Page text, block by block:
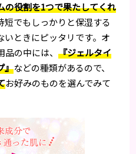
の役割を1つで果たしてくれ
短でもしっかりと保湿する
いときにピッタリです。オ
品の中には、『ジェルタイ
』などの種類があるので、
お好みのものを選んでみて